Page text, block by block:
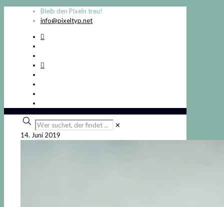
Bleib den Pixeln treu!
info@pixeltyp.net
Wer
suchet,
der
✕
14. Juni 2019